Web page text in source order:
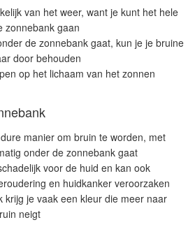
van het weer, want je kunt het hele
zonnebank gaan
de zonnebank gaat, kun je je bruine
door behouden
op het lichaam van het zonnen
manier om bruin te worden, met
onder de zonnebank gaat
voor de huid en kan ook
en huidkanker veroorzaken
krijg je vaak een kleur die meer naar
neigt